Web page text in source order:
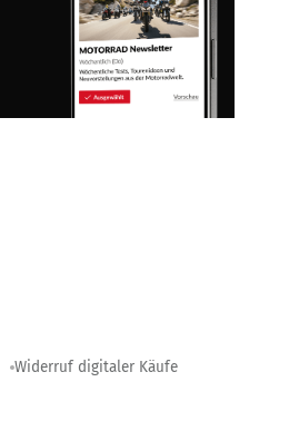
Widerruf digitaler Käufe